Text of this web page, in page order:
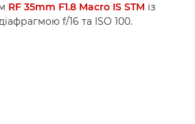
RF 35mm F1.8 Macro IS STM із
f/16 та ISO 100.